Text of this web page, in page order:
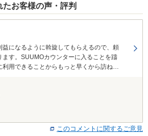
お客様の声・評判
になるように斡旋してもらえるので、頼
ます。SUUMOカウンターに入ることを躊
用できることからもっと早くから訪ねて
このコメントに関するご意見